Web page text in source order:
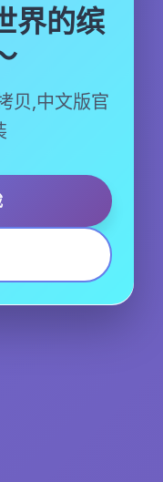
界的缤
贝,中文版官